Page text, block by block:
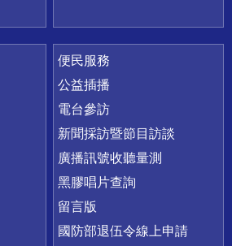
便民服務
公益插播
電台參訪
新聞採訪暨節目訪談
廣播訊號收聽量測
黑膠唱片查詢
留言版
國防部退伍令線上申請